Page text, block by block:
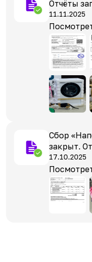
Отчёты
11.11.2025
Сбор
закрыт.
17.10.2025